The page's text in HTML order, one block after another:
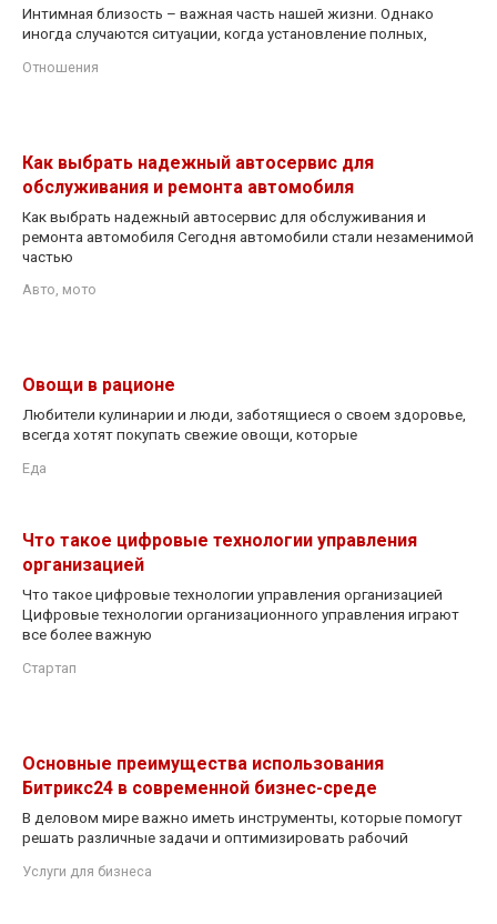
Интимная близость – важная часть нашей жизни. Однако
иногда случаются ситуации, когда установление полных,
Отношения
Как выбрать надежный автосервис для
обслуживания и ремонта автомобиля
Как выбрать надежный автосервис для обслуживания и
ремонта автомобиля Сегодня автомобили стали незаменимой
частью
Авто, мото
Овощи в рационе
Любители кулинарии и люди, заботящиеся о своем здоровье,
всегда хотят покупать свежие овощи, которые
Еда
Что такое цифровые технологии управления
организацией
Что такое цифровые технологии управления организацией
Цифровые технологии организационного управления играют
все более важную
Стартап
Основные преимущества использования
Битрикс24 в современной бизнес-среде
В деловом мире важно иметь инструменты, которые помогут
решать различные задачи и оптимизировать рабочий
Услуги для бизнеса